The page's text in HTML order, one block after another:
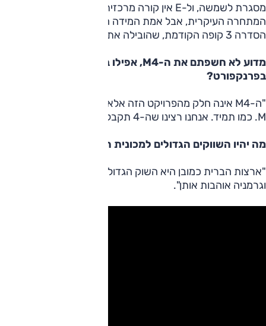
מסגרת לשמשה, ול-E אין קורה מרכזית, קצת כמו קבריו. אודי זו
המתחרה העיקרית, אבל אמת המידה החשובה שלנו הייתה
הסדרה 3 קופה הקודמת, שהובילה את הפלח".
מדוע לא חשפתם את ה-M4, אפילו בגרסת התצוגה,
בפרנקפורט?
"ה-M4 אינה חלק מהפרויקט הזה אלא פיתוח נפרד של חטיבת
M. כמו תמיד. אנחנו רצינו שה-4 תקבל כאן את תשומת הלב".
מה יהיו השווקים הגדולים למכונית הזו?
"ארצות הברית כמובן היא השוק הגדול ביותר, אבל גם בריטניה
וגרמניה אוהבות אותן".